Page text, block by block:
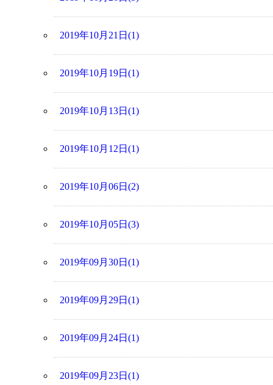
2019年10月21日(1)
2019年10月19日(1)
2019年10月13日(1)
2019年10月12日(1)
2019年10月06日(2)
2019年10月05日(3)
2019年09月30日(1)
2019年09月29日(1)
2019年09月24日(1)
2019年09月23日(1)